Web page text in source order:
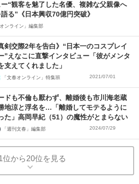
“観客を魅了した名優、複雑な父親像へ
る”《日本興収70億円突破》
オンライン」編集部
剣交際2年を告白》“日本一のコスプレイ
”えなこに直撃インタビュー「彼がメンタ
支えてくれました」
「文春オンライン」特集班 2021/07/01
ドも不倫も厭わず、離婚後も市川海老蔵
地涼と浮名を…「離婚してモテるように
た」高岡早紀（51）の魔性がとまらない
「週刊文春」編集部 2024/07/29
位から20位を見る